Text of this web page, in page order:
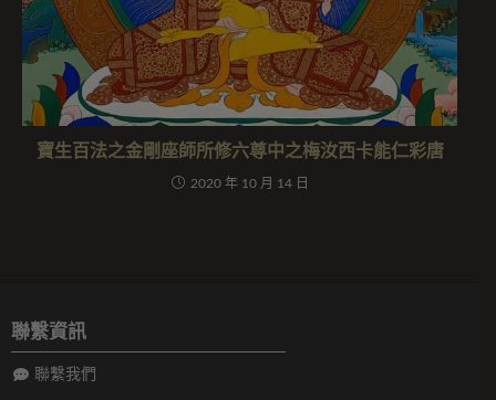
寶生百法之金剛座師所修六尊中之梅汝西卡能仁彩唐
2020 年 10 月 14 日
聯繫資訊
聯繫我們